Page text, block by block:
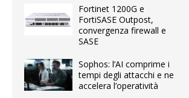
Fortinet 1200G e
FortiSASE Outpost,
convergenza firewall e
SASE
Sophos: l’AI comprime i
tempi degli attacchi e ne
accelera l’operatività